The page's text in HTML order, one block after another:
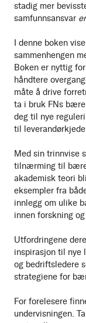
stadig mer
samfunnsansvar er
I denne boken
sammenhengen
Boken er nyttig
håndtere
måte å drive
ta i bruk FNs
deg til nye
til
Med sin trinnvise
tilnærming til
akademisk teori
eksempler fra
innlegg om ulike
innen forskning
Utfordringene
inspirasjon til nye
og bedriftsledere
strategiene for
For forelesere
undervisningen.